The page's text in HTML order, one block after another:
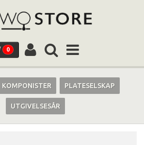
0
KOMPONISTER PLATESELSKAP
UTGIVELSESÅR